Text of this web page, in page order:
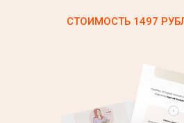
СТОИМОСТЬ 1497